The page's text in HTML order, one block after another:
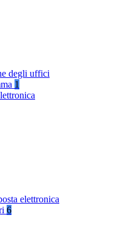
degli uffici
1
elettronica
6